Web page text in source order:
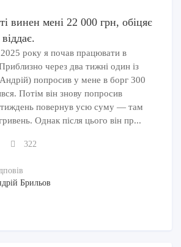
винен мені 22 000 грн, обіцяє
року я почав працювати в
через два тижні один із
попросив у мене в борг 300
Потім він знову попросив
тиждень повернув усю суму — там
Однак після цього він пр...
322
Брильов